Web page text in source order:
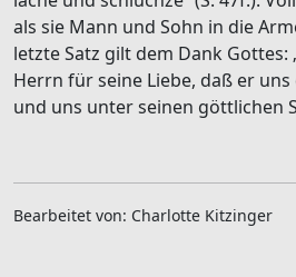
als sie Mann und Sohn in die
letzte Satz gilt dem Dank Gottes:
Herrn für seine Liebe, daß er
und uns unter seinen göttlichen
Bearbeitet von: Charlotte Kitzinger